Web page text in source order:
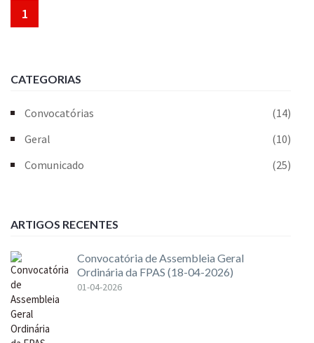
1
CATEGORIAS
Convocatórias
(14)
Geral
(10)
Comunicado
(25)
ARTIGOS RECENTES
Convocatória de Assembleia Geral
Ordinária da FPAS (18-04-2026)
01-04-2026